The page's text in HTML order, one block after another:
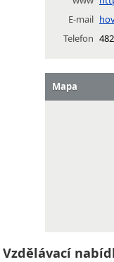
E-mail
Telefon
Mapa
Vzdělávací